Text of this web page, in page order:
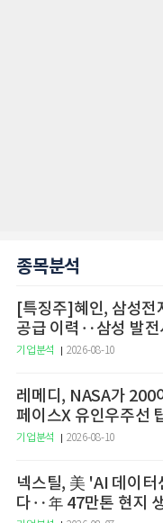
종목분석
[특징주]혜인, 삼성전
공급 이력‥삼성 발전
기업분석 2026-08-10
레메디, NASA가 200
페이스X 유인우주선
기업분석 2026-08-10
넥스틸, 美 'AI 데이
다‥年 47만톤 현지